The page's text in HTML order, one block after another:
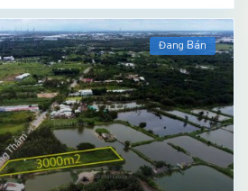
Đang Bán